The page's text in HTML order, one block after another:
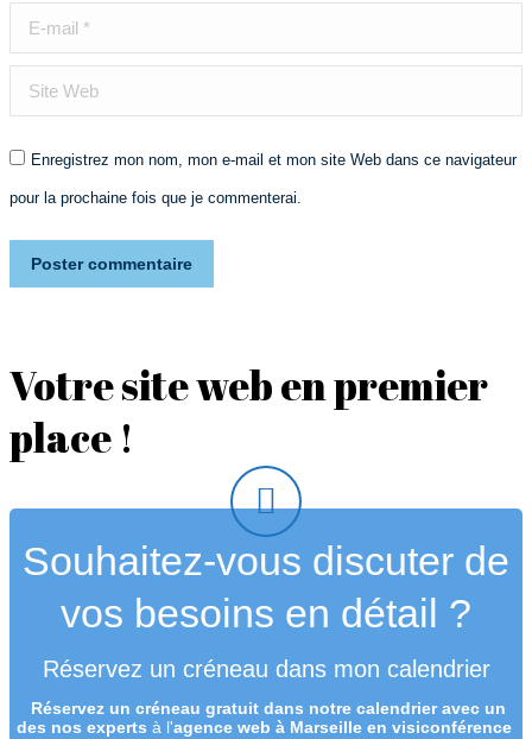
E-mail *
Site Web
Enregistrez mon nom, mon e-mail et mon site Web dans ce navigateur
pour la prochaine fois que je commenterai.
Poster commentaire
Votre site web en premier
place !
Souhaitez-vous discuter de
vos besoins en détail ?
Réservez un créneau dans mon calendrier
Réservez un créneau gratuit dans notre calendrier avec un
des nos experts à l'agence web à Marseille en visiconférence